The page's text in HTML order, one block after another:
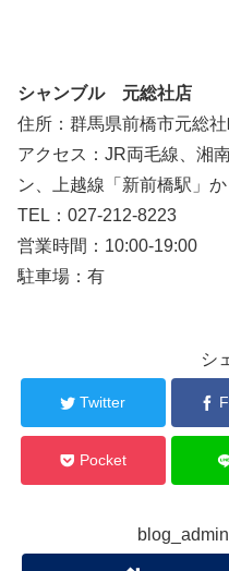
シャンブル 元総社店
住所：群馬県前橋市元総
アクセス：JR両毛線、湘
ン、上越線「新前橋駅」
TEL：027-212-8223
営業時間：10:00-19:00
駐車場：有
シ
Twitter
Pocket